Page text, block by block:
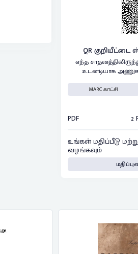
QR
எந்த
உடனடியாக
MARC காட்சி
PDF 2
உங்கள் மதிப்பீடு
வழங்கவும்